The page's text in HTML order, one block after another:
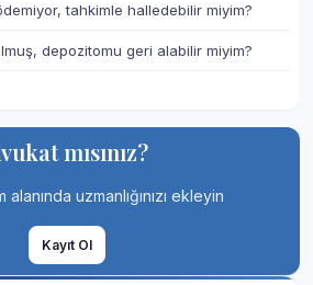
tahkimle halledebilir miyim?
depozitomu geri alabilir miyim?
mısınız?
uzmanlığınızı ekleyin
Kayıt Ol